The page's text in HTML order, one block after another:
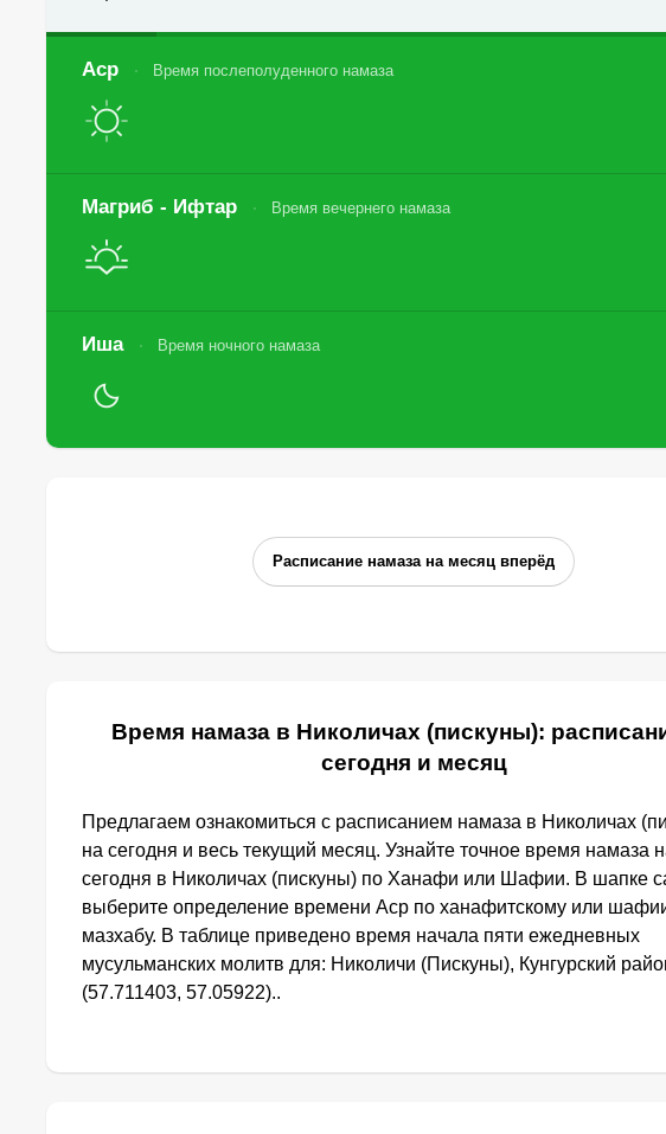
Аср Время послеполуденного намаза
Магриб - Ифтар Время вечернего намаза
Иша Время ночного намаза
Расписание намаза на месяц вперёд
Время намаза в Николичах (пискуны):
сегодня и месяц
Предлагаем ознакомиться с расписанием намаза в Николичах
на сегодня и весь текущий месяц. Узнайте точное время намаза
сегодня в Николичах (пискуны) по Ханафи или Шафии. В шапке
выберите определение времени Аср по ханафитскому или
мазхабу. В таблице приведено время начала пяти ежедневных
мусульманских молитв для: Николичи (Пискуны), Кунгурский
(57.711403, 57.05922)..